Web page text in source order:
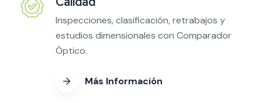
Inspecciones, clasificación, retrabajos y
estudios dimensionales con Comparador
Óptico.
Más Información